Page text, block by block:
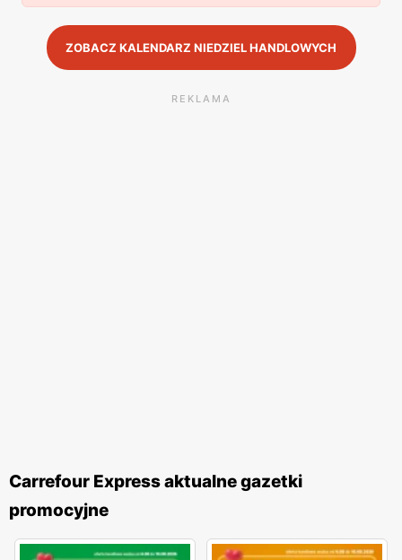
ZOBACZ KALENDARZ NIEDZIEL HANDLOWYCH
REKLAMA
Carrefour Express aktualne gazetki
promocyjne